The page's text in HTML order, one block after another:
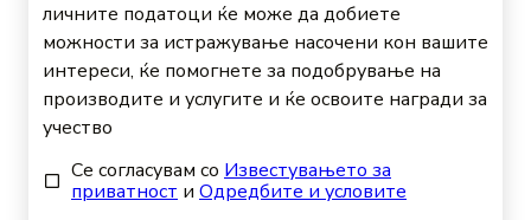
личните податоци ќе може да добиете
можности за истражување насочени кон вашите
интереси, ќе помогнете за подобрување на
производите и услугите и ќе освоите награди за
учество
Се согласувам со Известувањето за
приватност и Одредбите и условите